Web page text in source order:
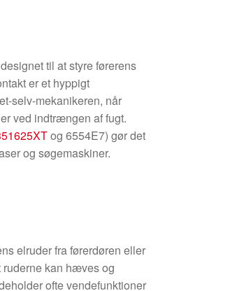
til at styre førerens
er et hyppigt
selv-mekanikeren, når
ved indtrængen af fugt.
og 6554E7) gør det
og søgemaskiner.
elruder fra førerdøren eller
ruderne kan hæves og
ofte vendefunktioner